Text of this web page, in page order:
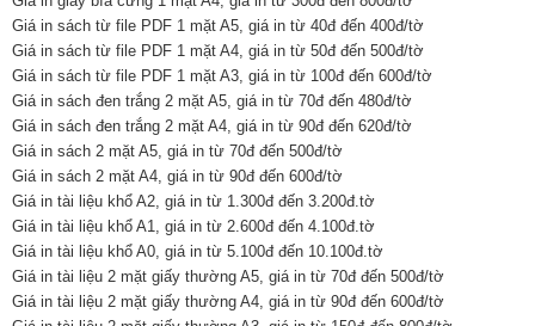
Giá in sách từ file PDF 1 mặt A5, giá in từ 40đ đến 400đ/tờ
Giá in sách từ file PDF 1 mặt A4, giá in từ 50đ đến 500đ/tờ
Giá in sách từ file PDF 1 mặt A3, giá in từ 100đ đến 600đ/tờ
Giá in sách đen trắng 2 mặt A5, giá in từ 70đ đến 480đ/tờ
Giá in sách đen trắng 2 mặt A4, giá in từ 90đ đến 620đ/tờ
Giá in sách 2 mặt A5, giá in từ 70đ đến 500đ/tờ
Giá in sách 2 mặt A4, giá in từ 90đ đến 600đ/tờ
Giá in tài liệu khổ A2, giá in từ 1.300đ đến 3.200đ.tờ
Giá in tài liệu khổ A1, giá in từ 2.600đ đến 4.100đ.tờ
Giá in tài liệu khổ A0, giá in từ 5.100đ đến 10.100đ.tờ
Giá in tài liệu 2 mặt giấy thường A5, giá in từ 70đ đến 500đ/tờ
Giá in tài liệu 2 mặt giấy thường A4, giá in từ 90đ đến 600đ/tờ